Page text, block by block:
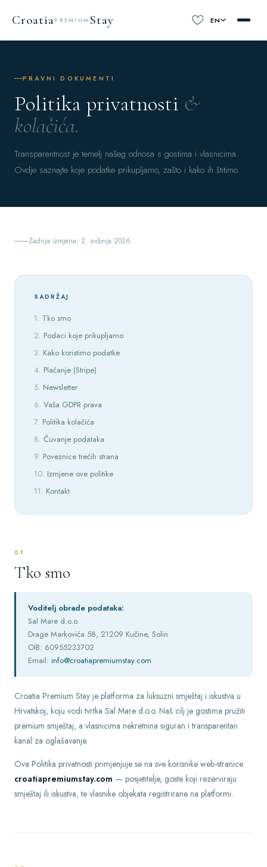
CroatiaPREMIUM Stay EN
PRAVNI DOKUMENTI
Politika privatnosti &
kolačića.
Transparentnost je temelj našeg odnosa s gostima i vlasnicima.
Ovdje saznajte koje podatke prikupljamo, zašto i kako ih štitimo.
Zadnja izmjena: 2. svibnja 2026.
SADRŽAJ
Tko smo
Podaci koje prikupljamo
Kako koristimo podatke
Plaćanje (Stripe)
Newsletter
Vaša GDPR prava
Politika kolačića
Čuvanje podataka
Poveznice trećih strana
Izmjene ove politike
Kontakt
01
Tko smo
Voditelj obrade podataka:
Sal Mare d.o.o.
Drage Markovića 58, 21209 Kučine, Solin
OIB: 60955233702
Email: info@croatiapremiumstay.com
Croatia Premium Stay je platforma za luksuzni smještaj i iskustva u
Hrvatskoj, koju vodi tvrtka Sal Mare d.o.o. Naš cilj je gostima pružiti
premium smještaj, a vlasnicima nekretnina siguran i transparentan
kanal za oglašavanje.
Ova Politika privatnosti primjenjuje se na sve korisnike web-stranice
croatiapremiumstay.com — posjetitelje, goste koji rezerviraju
smještaj ili iskustva, te vlasnike objekata registrirane na platformi.